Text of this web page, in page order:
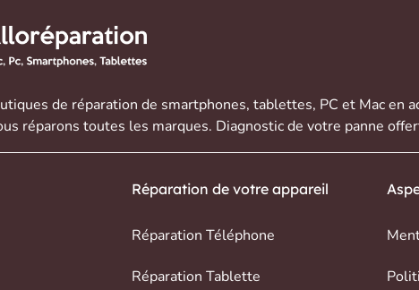
de réparation de smartphones, tablettes, PC et Macen
réparons toutes les marques. Diagnostic de votre panne
Réparation de votre appareil
Réparation Téléphone
Réparation Tablette